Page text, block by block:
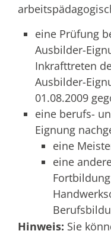
eine Prüfung
Ausbilder-
Inkrafttreten
Ausbilder-
01.08.2009
eine berufs-
Eignung
eine
eine
Hinweis: Sie